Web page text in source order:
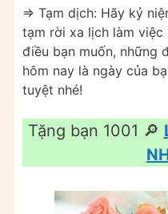
=> Tạm dịch: Hãy kỷ
tạm rời xa lịch làm
điều bạn muốn, những
hôm nay là ngày của
tuyệt nhé!
Tặng bạn 1001 🔎